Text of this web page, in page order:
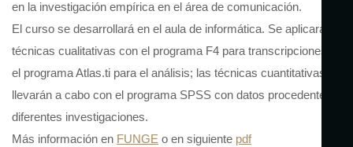
en la investigación empírica en el área de comunicación.
El curso se desarrollará en el aula de informática. Se aplicarán las
técnicas cualitativas con el programa F4 para transcripciones y
el programa Atlas.ti para el análisis; las técnicas cuantitativas se
llevarán a cabo con el programa SPSS con datos procedentes de
diferentes investigaciones.
Más información en FUNGE o en siguiente pdf